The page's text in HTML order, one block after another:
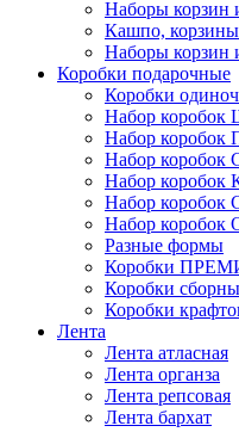
Наборы корзин
Кашпо,
Наборы корзин
Коробки подарочные
Коробки
Набор коробок
Набор коробок
Набор коробок
Набор коробок
Набор коробок
Набор коробок
Разные формы
Коробки
Коробки
Коробки
Лента
Лента атласная
Лента органза
Лента репсовая
Лента бархат